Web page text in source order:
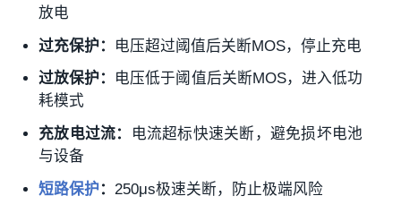
放电
过充保护：
电压超过阈值后关断MOS，停止充电
过放保护： 电压低于阈值后关断MOS，进入低功
耗模式
充放电过流：
电流超标快速关断，避免损坏电池
与设备
短路保护： 250μs极速关断，防止极端风险